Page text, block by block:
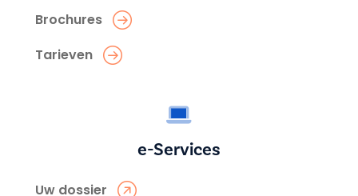
Brochures
Tarieven
e-Services
Uw dossier